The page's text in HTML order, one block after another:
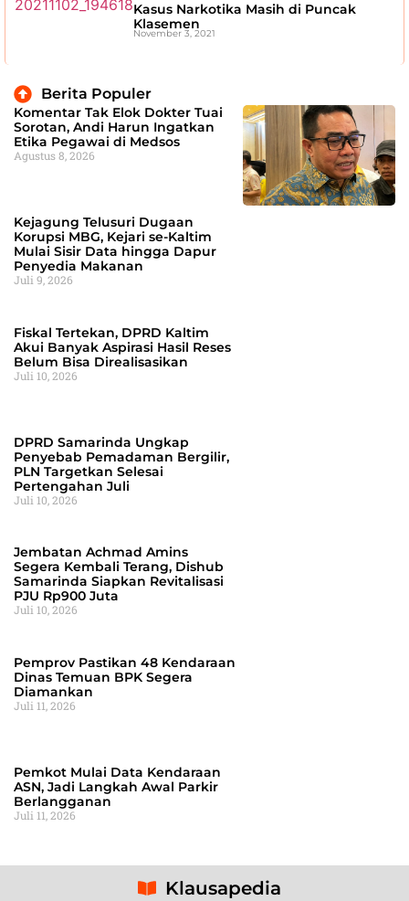
Kasus Narkotika Masih di Puncak
Klasemen
November 3, 2021
Berita Populer
Komentar Tak Elok Dokter Tuai
Sorotan, Andi Harun Ingatkan
Etika Pegawai di Medsos
Agustus 8, 2026
Kejagung Telusuri Dugaan
Korupsi MBG, Kejari se-Kaltim
Mulai Sisir Data hingga Dapur
Penyedia Makanan
Juli 9, 2026
Fiskal Tertekan, DPRD Kaltim
Akui Banyak Aspirasi Hasil Reses
Belum Bisa Direalisasikan
Juli 10, 2026
DPRD Samarinda Ungkap
Penyebab Pemadaman Bergilir,
PLN Targetkan Selesai
Pertengahan Juli
Juli 10, 2026
Jembatan Achmad Amins
Segera Kembali Terang, Dishub
Samarinda Siapkan Revitalisasi
PJU Rp900 Juta
Juli 10, 2026
Pemprov Pastikan 48 Kendaraan
Dinas Temuan BPK Segera
Diamankan
Juli 11, 2026
Pemkot Mulai Data Kendaraan
ASN, Jadi Langkah Awal Parkir
Berlangganan
Juli 11, 2026
Klausapedia